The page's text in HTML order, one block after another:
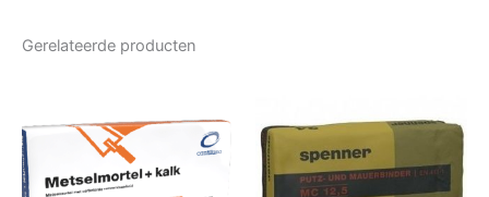
Gerelateerde producten